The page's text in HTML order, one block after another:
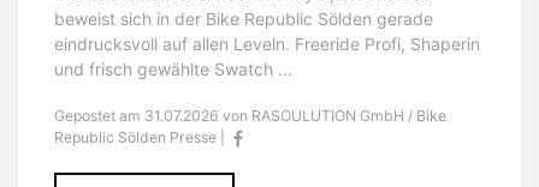
beweist sich in der Bike Republic Sölden gerade
eindrucksvoll auf allen Leveln. Freeride Profi, Shaperin
und frisch gewählte Swatch ...
Gepostet am 31.07.2026 von RASOULUTION GmbH / Bike
Republic Sölden Presse |